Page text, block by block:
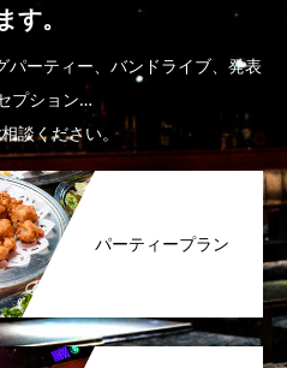
す。
パーティー、バンドライブ、発表
プション…
談ください。
パーティープラン